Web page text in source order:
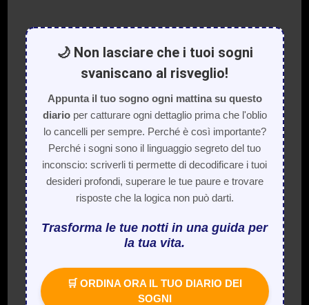
🌙 Non lasciare che i tuoi sogni
svaniscano al risveglio!
Appunta il tuo sogno ogni mattina su questo
diarioper catturare ogni dettaglio prima che l'oblio
lo cancelli per sempre. Perché è così importante?
Perché i sogni sono il linguaggio segreto del tuo
inconscio: scriverli ti permette di decodificare i tuoi
desideri profondi, superare le tue paure e trovare
risposte che la logica non può darti.
Trasforma le tue notti in una guida per
la tua vita.
🛒 ORDINA ORA IL TUO DIARIO DEI
SOGNI